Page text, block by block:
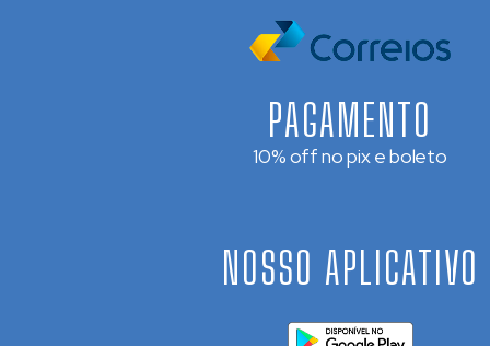
PAGAMENTO
10% off no pix e boleto
NOSSO APLICATIVO